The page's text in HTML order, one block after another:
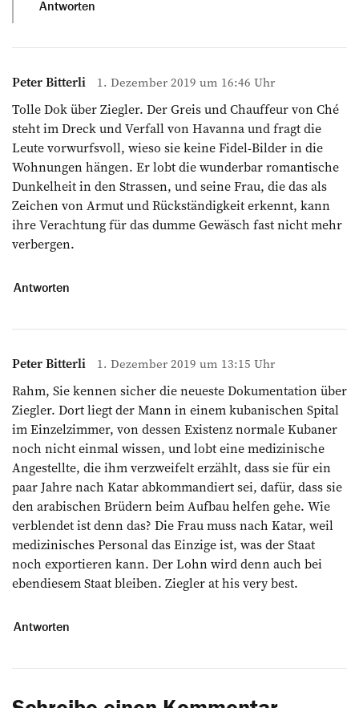
Antworten
Peter Bitterli 1. Dezember 2019 um 16:46 Uhr
Tolle Dok über Ziegler. Der Greis und Chauffeur von Ché
steht im Dreck und Verfall von Havanna und fragt die
Leute vorwurfsvoll, wieso sie keine Fidel-Bilder in die
Wohnungen hängen. Er lobt die wunderbar romantische
Dunkelheit in den Strassen, und seine Frau, die das als
Zeichen von Armut und Rückständigkeit erkennt, kann
ihre Verachtung für das dumme Gewäsch fast nicht mehr
verbergen.
Antworten
Peter Bitterli 1. Dezember 2019 um 13:15 Uhr
Rahm, Sie kennen sicher die neueste Dokumentation über
Ziegler. Dort liegt der Mann in einem kubanischen Spital
im Einzelzimmer, von dessen Existenz normale Kubaner
noch nicht einmal wissen, und lobt eine medizinische
Angestellte, die ihm verzweifelt erzählt, dass sie für ein
paar Jahre nach Katar abkommandiert sei, dafür, dass sie
den arabischen Brüdern beim Aufbau helfen gehe. Wie
verblendet ist denn das? Die Frau muss nach Katar, weil
medizinisches Personal das Einzige ist, was der Staat
noch exportieren kann. Der Lohn wird denn auch bei
ebendiesem Staat bleiben. Ziegler at his very best.
Antworten